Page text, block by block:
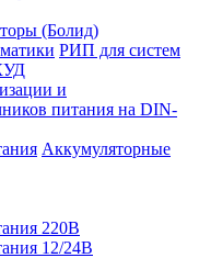
(Болид)
РИП для систем
и
питания на DIN-
Аккумуляторные
220В
12/24В